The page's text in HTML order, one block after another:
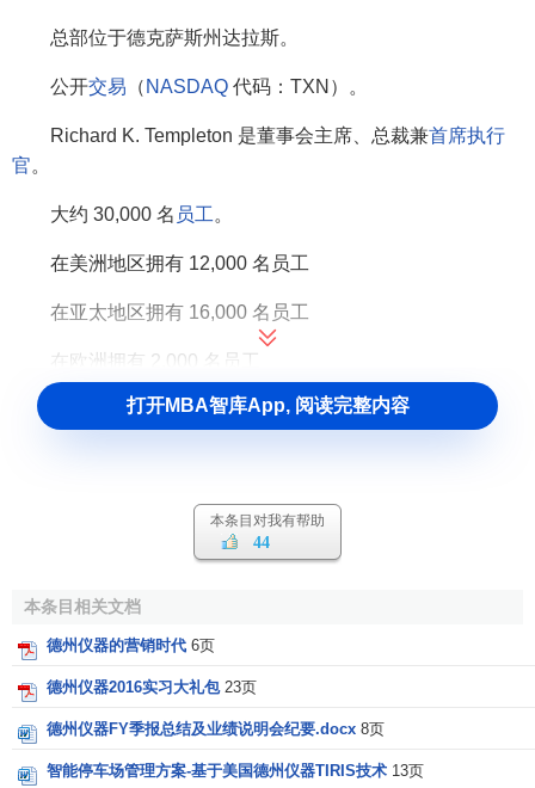
总部位于德克萨斯州达拉斯。
公开交易 （ NASDAQ 代码：TXN）。
Richard K. Templeton 是董事会主席、总裁兼首席执行
官。
大约 30,000 名 员工 。
在美洲地区拥有 12,000 名员工
在亚太地区拥有 16,000 名员工
在欧洲拥有 2,000 名员工
在全球有 14 个制造工厂，每年生产数百亿芯片。
工业和汽车市场，我们 2019 年在这两个市
德州仪器荣誉和捐助
连续 21 年被 3BL Media 授予“最佳企业公民 100 强”称
号。
凭借可持续发展实践连续 13 年入选道琼斯可持续发展指
数。
打开MBA智库App, 阅读完整内容
本条目对我有帮助
44
本条目相关文档
德州仪器的营销时代 6页
德州仪器2016实习大礼包 23页
德州仪器FY季报总结及业绩说明会纪要.docx 8页
智能停车场管理方案-基于美国德州仪器TIRIS技术 13页